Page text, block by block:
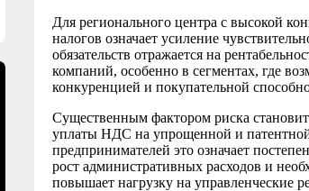
Для регионального центра с высокой
налогов означает усиление
обязательств отражается на
компаний, особенно в сегментах, где
конкуренцией и покупательной
Существенным фактором риска
уплаты НДС на упрощенной и
предпринимателей это означает
рост административных расходов и
повышает нагрузку на управленческие